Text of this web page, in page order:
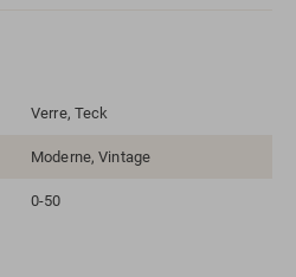
Verre, Teck
Moderne, Vintage
0-50